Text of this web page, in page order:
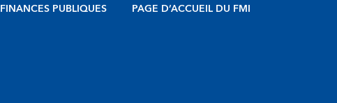
FINANCES PUBLIQUES
PAGE D’ACCUEIL DU FMI